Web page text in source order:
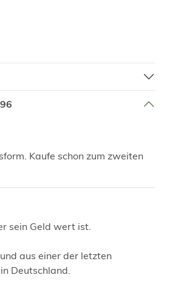
Kaufe schon zum zweiten
sein Geld wert ist.
aus einer der letzten
Deutschland.